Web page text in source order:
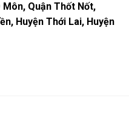
Môn, Quận Thốt Nốt,
Huyện Thới Lai, Huyện